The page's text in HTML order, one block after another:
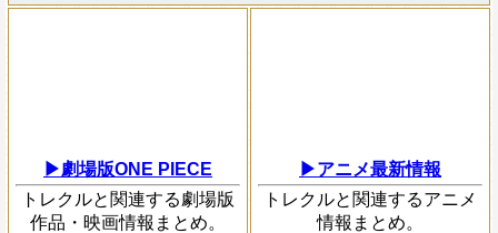
▶劇場版ONE PIECE
トレクルと関連する劇場版
作品・映画情報まとめ。
▶アニメ最新情報
トレクルと関連するアニメ
情報まとめ。